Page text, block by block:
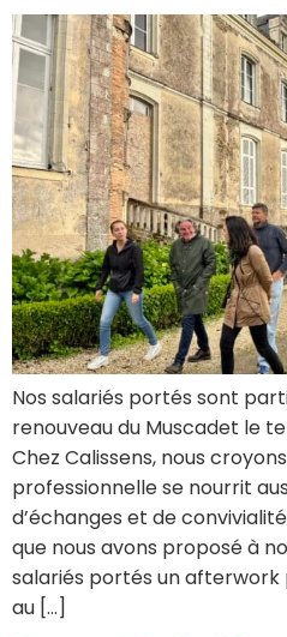
Nos salariés portés sont
renouveau du Muscadet le
Chez Calissens, nous
professionnelle se nourrit
d’échanges et de
que nous avons proposé à
salariés portés un afterwork
au […]